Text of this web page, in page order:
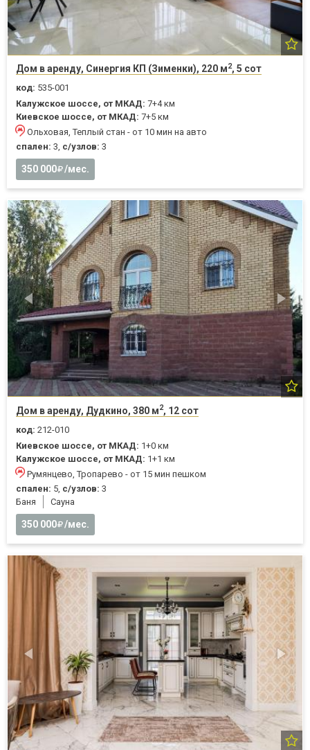
Дом в аренду, Синергия КП (Зименки), 220 м2, 5 сот
код: 535-001
Калужское шоссе, от МКАД: 7+4 км
Киевское шоссе, от МКАД: 7+5 км
Ольховая, Теплый стан - от 10 мин на авто
спален: 3, с/узлов: 3
350 000 /мес.
Дом в аренду, Дудкино, 380 м2, 12 сот
код: 212-010
Киевское шоссе, от МКАД: 1+0 км
Калужское шоссе, от МКАД: 1+1 км
Румянцево, Тропарево - от 15 мин пешком
спален: 5, с/узлов: 3
Баня
Cауна
350 000 /мес.